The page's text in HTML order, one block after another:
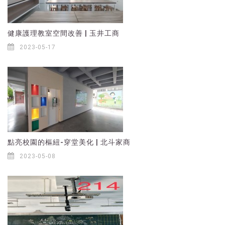
健康護理教室空間改善 | 玉井工商
2023-05-17
點亮校園的樞紐-穿堂美化 | 北斗家商
2023-05-08